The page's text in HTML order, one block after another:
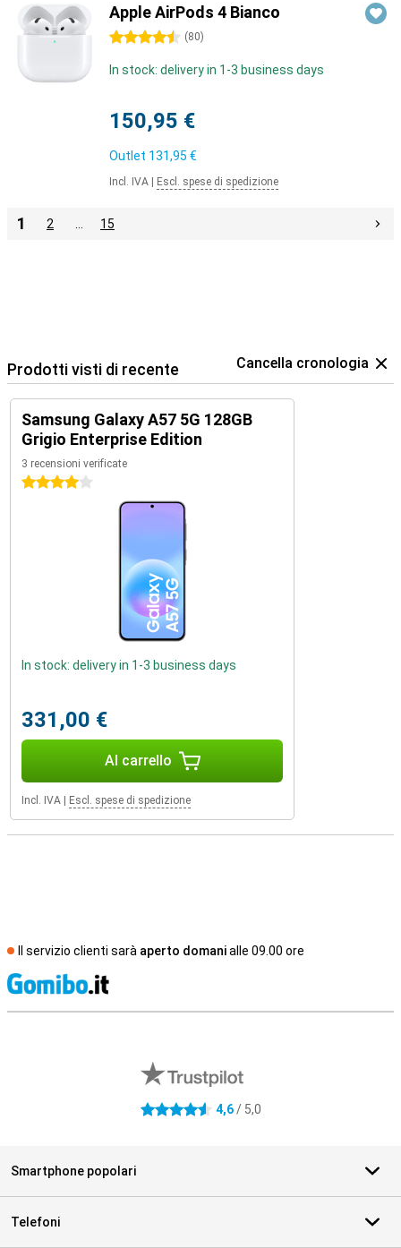
Apple AirPods 4 Bianco
4.5 stelle (80)
In stock: delivery in 1-3 business days
150,95 €
Outlet 131,95 €
Incl. IVA Escl. spese di spedizione
1 2 15
Prodotti visti di recente Cancella cronologia
Samsung Galaxy A57 5G 128GB
Grigio Enterprise Edition
3 recensioni verificate
4 stelle
In stock: delivery in 1-3 business days
331,00 €
Al carrello
Incl. IVA Escl. spese di spedizione
Il servizio clienti sarà aperto domanialle 09.00 ore
4.6 stelle 4,6/ 5,0
Smartphone popolari
Telefoni